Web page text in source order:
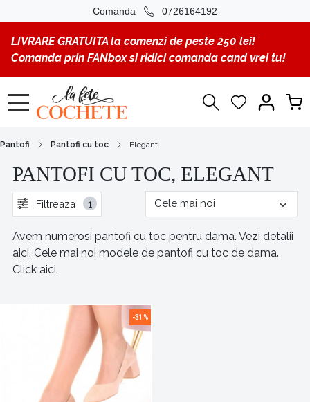
Comanda 0726164192
LIVRARE GRATUITA la comenzi de peste 250 lei!
Comanda prin FANbox si ridici comanda cand vrei tu!
Pantofi Pantofi cu toc Elegant
PANTOFI CU TOC, ELEGANT
Filtreaza 1
Avem numerosi pantofi cu toc pentru dama. Vezi detalii
aici. Cele mai noi modele de pantofi cu toc de dama.
Click aici.
-31%